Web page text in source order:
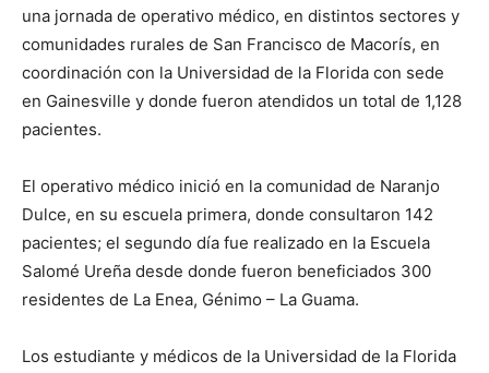
una jornada de operativo médico, en distintos secto­res y
comunidades ru­rales de San Francisco de Macorís, en
coordinación con la Univer­sidad de la Florida con sede
en Gainesville y donde fueron atendidos un total de 1,128
pa­cientes.
El operativo médico inició en la comunidad de Naranjo
Dulce, en su escuela primera, donde consultaron 142
pacientes; el segundo día fue realizado en la Escuela
Salomé Ureña desde donde fueron beneficiados 300
residentes de La Enea, Gé­nimo – La Guama.
Los estudiante y médicos de la Univer­sidad de la Florida